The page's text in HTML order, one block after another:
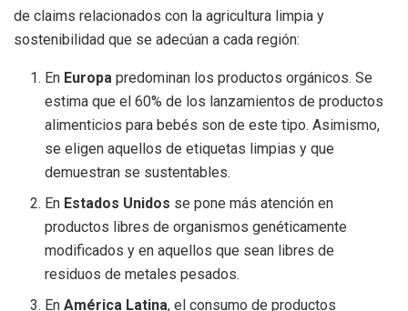
de claims relacionados con la agricultura limpia y
sostenibilidad que se adecúan a cada región:
En Europa predominan los productos orgánicos. Se
estima que el 60% de los lanzamientos de productos
alimenticios para bebés son de este tipo. Asimismo,
se eligen aquellos de etiquetas limpias y que
demuestran se sustentables.
En Estados Unidos se pone más atención en
productos libres de organismos genéticamente
modificados y en aquellos que sean libres de
residuos de metales pesados.
EnAmérica Latina, el consumo de productos